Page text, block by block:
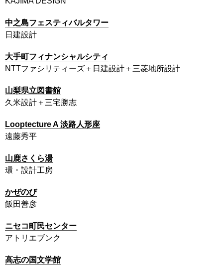
中之島フェスティバルタワー
日建設計
大手町フィナンシャルシティ
NTTファシリティーズ＋日建設計＋三菱地所設計
山梨県立図書館
久米設計＋三宅勝志
Looptecture A 淡路人形座
遠藤秀平
山鹿さくら湯
環・設計工房
かぜのび
飯田善彦
ニセコ町民センター
アトリエブンク
高志の国文学館